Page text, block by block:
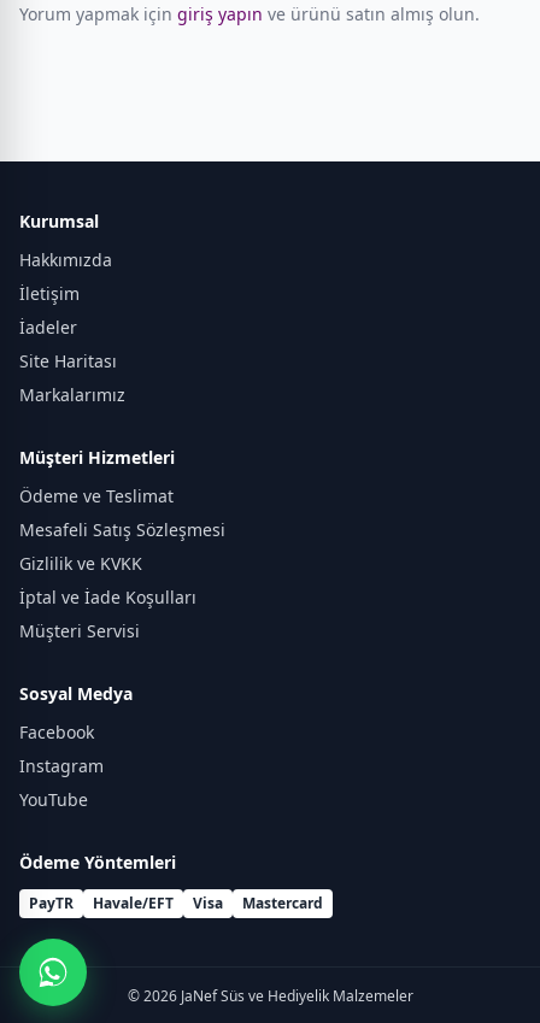
Yorum yapmak için giriş yapın ve ürünü satın almış olun.
Kurumsal
Hakkımızda
İletişim
İadeler
Site Haritası
Markalarımız
Müşteri Hizmetleri
Ödeme ve Teslimat
Mesafeli Satış Sözleşmesi
Gizlilik ve KVKK
İptal ve İade Koşulları
Müşteri Servisi
Sosyal Medya
Facebook
Instagram
YouTube
Ödeme Yöntemleri
PayTR Havale/EFT Visa Mastercard
© 2026 JaNef Süs ve Hediyelik Malzemeler